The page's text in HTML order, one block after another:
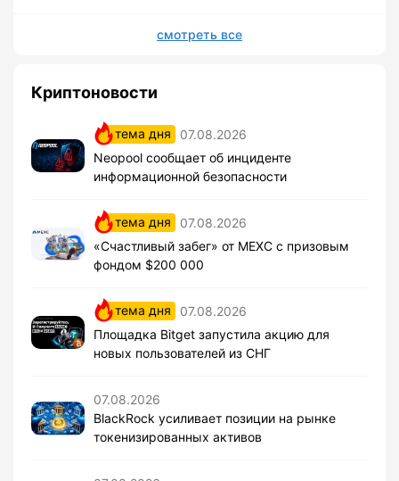
смотреть все
Криптоновости
тема дня
07.08.2026
Neopool сообщает об инциденте
информационной безопасности
тема дня
07.08.2026
«Счастливый забег» от MEXC с призовым
фондом $200 000
тема дня
07.08.2026
Площадка Bitget запустила акцию для
новых пользователей из СНГ
07.08.2026
BlackRock усиливает позиции на рынке
токенизированных активов